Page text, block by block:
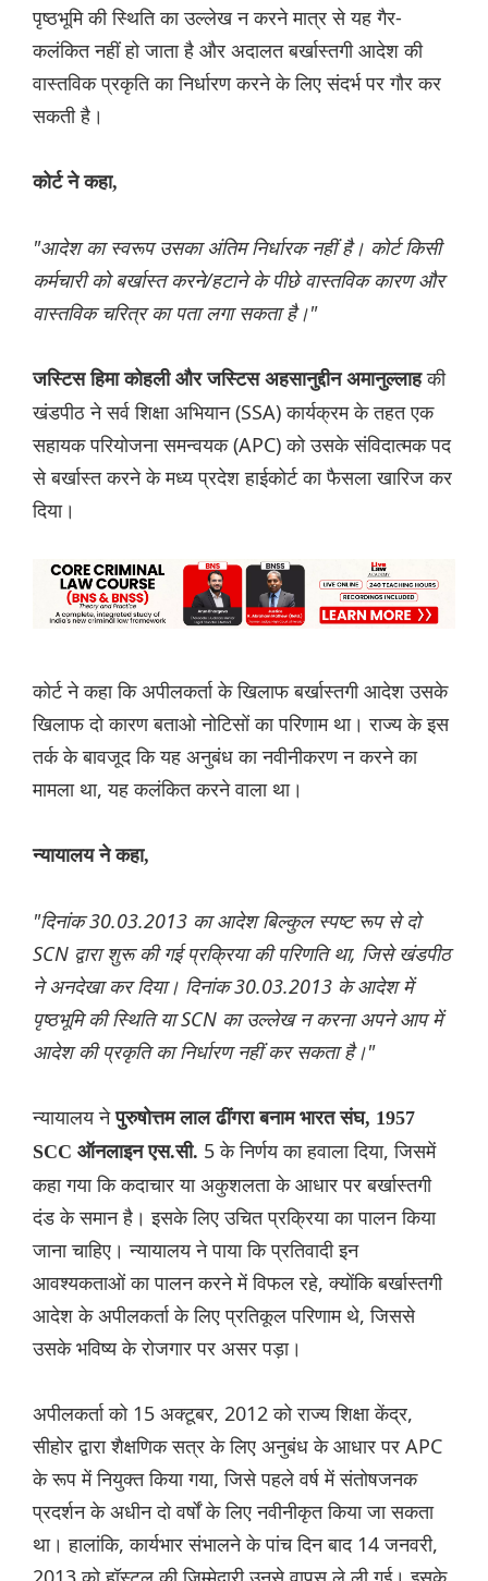
पृष्ठभूमि की स्थिति का उल्लेख न करने मात्र से यह गैर-
कलंकित नहीं हो जाता है और अदालत बर्खास्तगी आदेश की
वास्तविक प्रकृति का निर्धारण करने के लिए संदर्भ पर गौर कर
सकती है।
कोर्ट ने कहा,
"आदेश का स्वरूप उसका अंतिम निर्धारक नहीं है। कोर्ट किसी
कर्मचारी को बर्खास्त करने/हटाने के पीछे वास्तविक कारण और
वास्तविक चरित्र का पता लगा सकता है।"
जस्टिस हिमा कोहली और जस्टिस अहसानुद्दीन अमानुल्लाहकी
खंडपीठ ने सर्व शिक्षा अभियान (SSA) कार्यक्रम के तहत एक
सहायक परियोजना समन्वयक (APC) को उसके संविदात्मक पद
से बर्खास्त करने के मध्य प्रदेश हाईकोर्ट का फैसला खारिज कर
दिया।
कोर्ट ने कहा कि अपीलकर्ता के खिलाफ बर्खास्तगी आदेश उसके
खिलाफ दो कारण बताओ नोटिसों का परिणाम था। राज्य के इस
तर्क के बावजूद कि यह अनुबंध का नवीनीकरण न करने का
मामला था, यह कलंकित करने वाला था।
न्यायालय ने कहा,
"दिनांक 30.03.2013 का आदेश बिल्कुल स्पष्ट रूप से दो
SCN द्वारा शुरू की गई प्रक्रिया की परिणति था, जिसे खंडपीठ
ने अनदेखा कर दिया। दिनांक 30.03.2013 के आदेश में
पृष्ठभूमि की स्थिति या SCN का उल्लेख न करना अपने आप में
आदेश की प्रकृति का निर्धारण नहीं कर सकता है।"
न्यायालय नेपुरुषोत्तम लाल ढींगरा बनाम भारत संघ, 1957
SCC ऑनलाइन एस.सी. 5 के निर्णय का हवाला दिया, जिसमें
कहा गया कि कदाचार या अकुशलता के आधार पर बर्खास्तगी
दंड के समान है। इसके लिए उचित प्रक्रिया का पालन किया
जाना चाहिए। न्यायालय ने पाया कि प्रतिवादी इन
आवश्यकताओं का पालन करने में विफल रहे, क्योंकि बर्खास्तगी
आदेश के अपीलकर्ता के लिए प्रतिकूल परिणाम थे, जिससे
उसके भविष्य के रोजगार पर असर पड़ा।
अपीलकर्ता को 15 अक्टूबर, 2012 को राज्य शिक्षा केंद्र,
सीहोर द्वारा शैक्षणिक सत्र के लिए अनुबंध के आधार पर APC
के रूप में नियुक्त किया गया, जिसे पहले वर्ष में संतोषजनक
प्रदर्शन के अधीन दो वर्षों के लिए नवीनीकृत किया जा सकता
था। हालांकि, कार्यभार संभालने के पांच दिन बाद 14 जनवरी,